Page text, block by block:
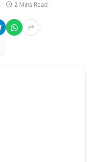
2 Mins Read